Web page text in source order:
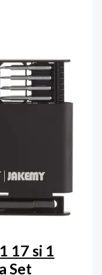
17 si 1
Set